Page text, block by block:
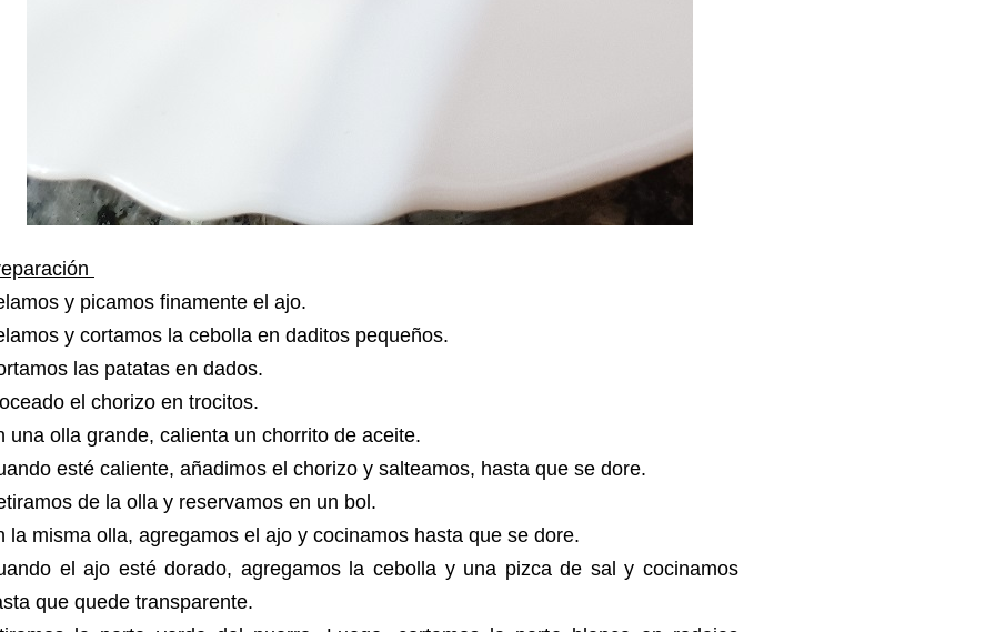
y picamos finamente el ajo.
y cortamos la cebolla en daditos pequeños.
las patatas en dados.
el chorizo en trocitos.
una olla grande, calienta un chorrito de aceite.
esté caliente, añadimos el chorizo y salteamos, hasta que se dore.
de la olla y reservamos en un bol.
la misma olla, agregamos el ajo y cocinamos hasta que se dore.
el ajo esté dorado, agregamos la cebolla y una pizca de sal y cocinamos
que quede transparente.